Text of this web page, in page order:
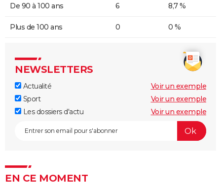
De 90 à 100 ans 6 8,7 %
Plus de 100 ans 0 0 %
NEWSLETTERS
Actualité
Voir un exemple
Sport
Voir un exemple
Les dossiers d'actu
Voir un exemple
EN CE MOMENT